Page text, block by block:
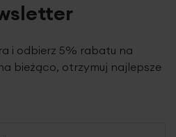
i odbierz 5% rabatu na
bieżąco, otrzymuj najlepsze